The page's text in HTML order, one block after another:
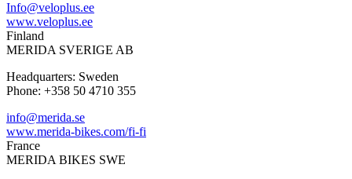
Info@veloplus.ee
www.veloplus.ee
Finland
MERIDA SVERIGE AB
Headquarters: Sweden
Phone: +358 50 4710 355
info@merida.se
www.merida-bikes.com/fi-fi
France
MERIDA BIKES SWE